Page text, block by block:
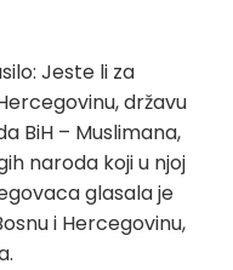
Jeste li za
državu
BiH – Muslimana,
naroda koji u njoj
glasala je
i Hercegovinu,